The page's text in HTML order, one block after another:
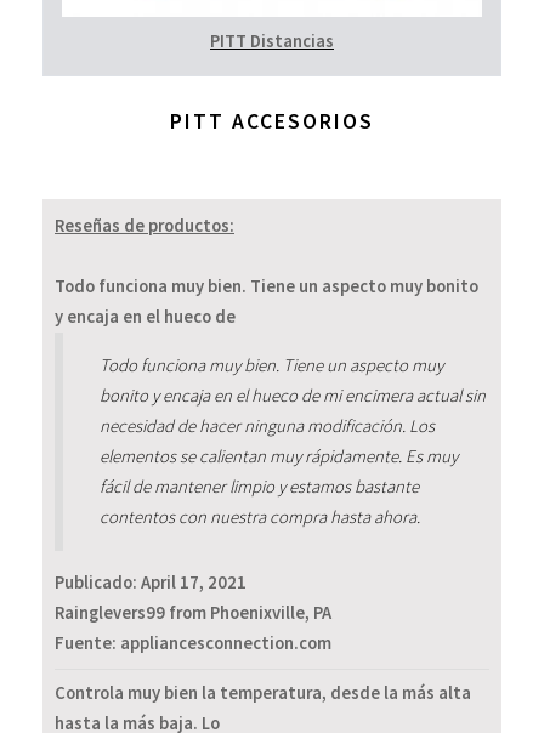
PITT Distancias
PITT ACCESORIOS
Reseñas de productos:
Todo funciona muy bien. Tiene un aspecto muy bonito
y encaja en el hueco de
Todo funciona muy bien. Tiene un aspecto muy
bonito y encaja en el hueco de mi encimera actual sin
necesidad de hacer ninguna modificación. Los
elementos se calientan muy rápidamente. Es muy
fácil de mantener limpio y estamos bastante
contentos con nuestra compra hasta ahora.
Publicado: April 17, 2021
Rainglevers99 from Phoenixville, PA
Fuente: appliancesconnection.com
Controla muy bien la temperatura, desde la más alta
hasta la más baja. Lo